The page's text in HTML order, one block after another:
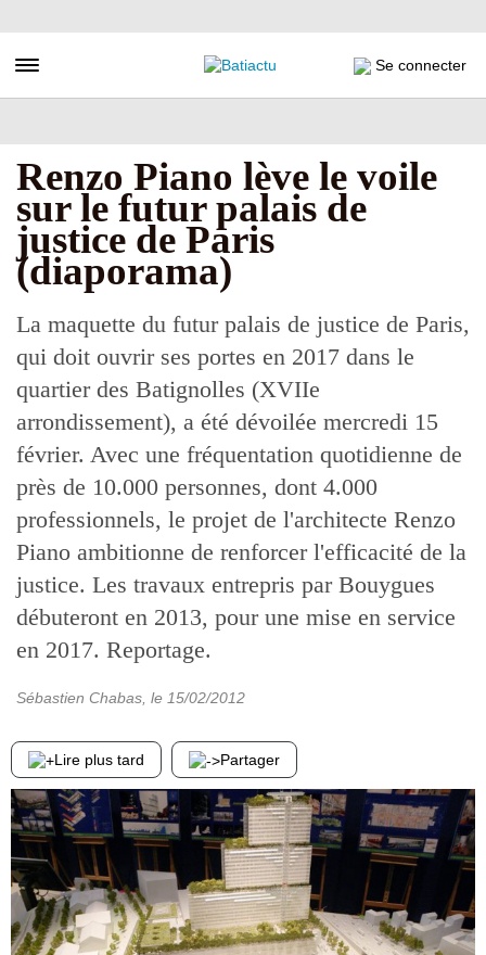
au
principal
Toggle navigation Se connecter
Renzo Piano lève le voile
sur le futur palais de
justice de Paris
(diaporama)
La maquette du futur palais de justice de Paris,
qui doit ouvrir ses portes en 2017 dans le
quartier des Batignolles (XVIIe
arrondissement), a été dévoilée mercredi 15
février. Avec une fréquentation quotidienne de
près de 10.000 personnes, dont 4.000
professionnels, le projet de l'architecte Renzo
Piano ambitionne de renforcer l'efficacité de la
justice. Les travaux entrepris par Bouygues
débuteront en 2013, pour une mise en service
en 2017. Reportage.
Sébastien Chabas , le 15/02/2012
Lire plus tard Partager